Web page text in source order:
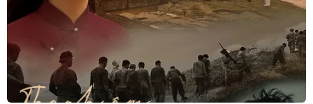
TIN LIÊN QUAN